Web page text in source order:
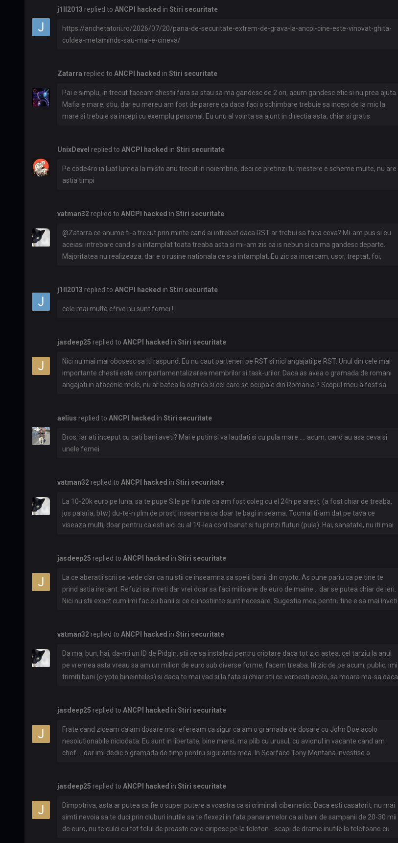
j1ll2013 replied to ANCPI hacked in Stiri securitate
https://anchetatorii.ro/2026/07/20/pana-de-securitate-extrem-de-grava-la-ancpi-cine-este-vinovat-ghita-
coldea-metaminds-sau-mai-e-cineva/
Zatarra replied to ANCPI hacked in Stiri securitate
Pai e simplu, in trecut faceam chestii fara sa stau sa ma gandesc de 2 ori, acum gandesc etic si nu prea ajuta.
Mafia e mare, stiu, dar eu mereu am fost de parere ca daca faci o schimbare trebuie sa incepi de la mic la
mare si trebuie sa incepi cu exemplu personal. Eu unu al vointa sa ajunt in directia asta, chiar si gratis
UnixDevel replied to ANCPI hacked in Stiri securitate
Pe code4ro ia luat lumea la misto anu trecut in noiembrie, deci ce pretinzi tu mestere e scheme multe, nu are
astia timpi
vatman32 replied to ANCPI hacked in Stiri securitate
@Zatarra ce anume ti-a trecut prin minte cand ai intrebat daca RST ar trebui sa faca ceva? Mi-am pus si eu
aceiasi intrebare cand s-a intamplat toata treaba asta si mi-am zis ca is nebun si ca ma gandesc departe.
Majoritatea nu realizeaza, dar e o rusine nationala ce s-a intamplat. Eu zic sa incercam, usor, treptat, foi,
cheie va fi sa existe un stand in toate universitatile din tara unde sa atragem tineri pasionati de securitate ca
j1ll2013 replied to ANCPI hacked in Stiri securitate
cele mai multe c*rve nu sunt femei !
jasdeep25 replied to ANCPI hacked in Stiri securitate
Nici nu mai mai obosesc sa iti raspund. Eu nu caut parteneri pe RST si nici angajati pe RST. Unul din cele mai
importante chestii este compartamentalizarea membrilor si task-urilor. Daca as avea o gramada de romani
angajati in afacerile mele, nu ar batea la ochi ca si cel care se ocupa e din Romania ? Scopul meu a fost sa
este exemplu perfect de lepra care nu stie sa faca mai nimic productiv, ii bate vantul in buzunare dar are
aelius replied to ANCPI hacked in Stiri securitate
Bros, iar ati inceput cu cati bani aveti? Mai e putin si va laudati si cu pula mare..... acum, cand au asa ceva si
unele femei
vatman32 replied to ANCPI hacked in Stiri securitate
La 10-20k euro pe luna, sa te pupe Sile pe frunte ca am fost coleg cu el 24h pe arest, (a fost chiar de treaba,
jos palaria, btw) du-te-n plm de prost, inseamna ca doar te bagi in seama. Tocmai ti-am dat pe tava ce
viseaza multi, doar pentru ca esti aici cu al 19-lea cont banat si tu prinzi fluturi (pula). Hai, sanatate, nu iti mai
jasdeep25 replied to ANCPI hacked in Stiri securitate
La ce aberatii scrii se vede clar ca nu stii ce inseamna sa spelii banii din crypto. As pune pariu ca pe tine te
prind astia instant. Refuzi sa inveti dar vrei doar sa faci milioane de euro de maine... dar se putea chiar de ieri.
Nici nu stii exact cum imi fac eu banii si ce cunostiinte sunt necesare. Sugestia mea pentru tine e sa mai inveti
le mai ofer si eu informatii mura in gura ca sa ii mai protejez si pe ei. Dar din mesajele tale pare ca tu vrei sa
vatman32 replied to ANCPI hacked in Stiri securitate
Da ma, bun, hai, da-mi un ID de Pidgin, stii ce sa instalezi pentru criptare daca tot zici astea, cel tarziu la anul
pe vremea asta vreau sa am un milion de euro sub diverse forme, facem treaba. Iti zic de pe acum, public, imi
trimiti bani (crypto bineinteles) si daca te mai vad si la fata si chiar stii ce vorbesti acolo, sa moara ma-sa daca
jasdeep25 replied to ANCPI hacked in Stiri securitate
Frate cand ziceam ca am dosare ma refeream ca sigur ca am o gramada de dosare cu John Doe acolo
nesolutionabile niciodata. Eu sunt in libertate, bine mersi, ma plib cu urusul, cu avionul in vacante cand am
chef.... dar imi dedic o gramada de timp pentru siguranta mea. In Scarface Tony Montana investise o
jasdeep25 replied to ANCPI hacked in Stiri securitate
Dimpotriva, asta ar putea sa fie o super putere a voastra ca si criminali cibernetici. Daca esti casatorit, nu mai
simti nevoia sa te duci prin cluburi inutile sa te flexezi in fata panaramelor ca ai bani de sampanii de 20-30 mii
de euro, nu te culci cu tot felul de proaste care ciripesc pe la telefon... scapi de drame inutile la telefoane cu